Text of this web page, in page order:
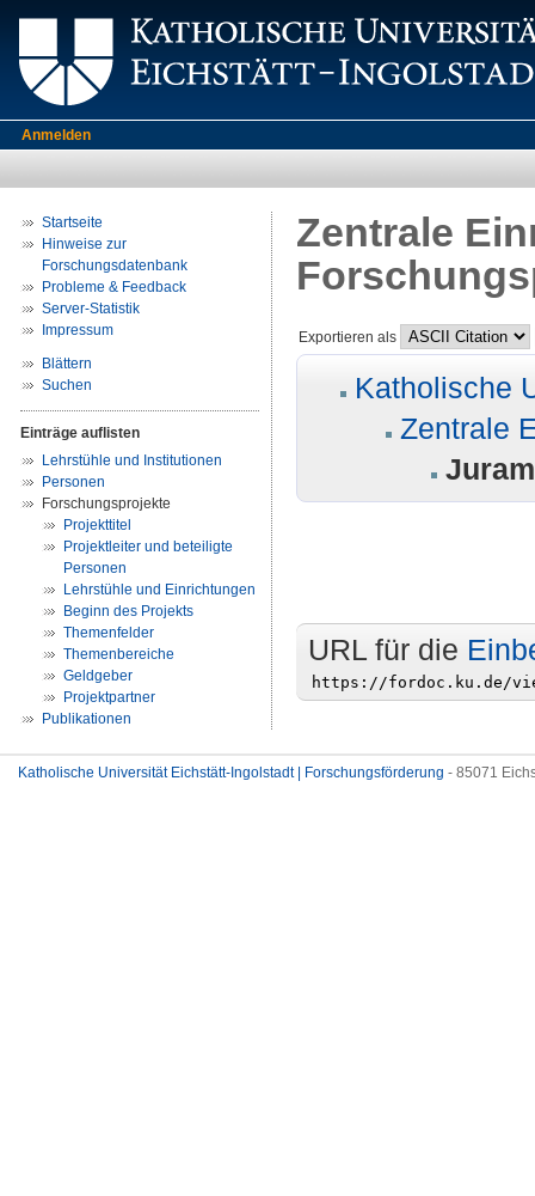
Anmelden
Startseite
Hinweise zur
Forschungsdatenbank
Probleme & Feedback
Server-Statistik
Impressum
Blättern
Suchen
Einträge auflisten
Lehrstühle und Institutionen
Personen
Forschungsprojekte
Projekttitel
Projektleiter und beteiligte
Personen
Lehrstühle und Einrichtungen
Beginn des Projekts
Themenfelder
Themenbereiche
Geldgeber
Projektpartner
Publikationen
Zentrale
Exportieren als
Katholische
Zentrale
URL für die
Katholische Universität Eichstätt-Ingolstadt | Forschungsförderung - 85071